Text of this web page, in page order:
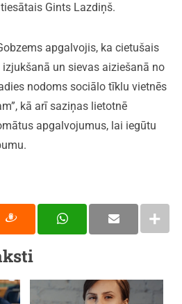
Gints Lazdiņš.
apgalvojis, ka cietušais
un sievas aiziešanā no
nodoms sociālo tīklu vietnēs
kā arī saziņas lietotnē
apgalvojumus, lai iegūtu